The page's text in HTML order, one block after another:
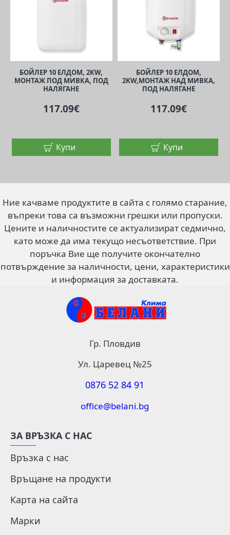
БОЙЛЕР 10 ЕЛДОМ, 2KW,
МОНТАЖ ПОД МИВКА, ПОД
НАЛЯГАНЕ
117.09€
Купи
БОЙЛЕР 10 ЕЛДОМ,
2KW,МОНТАЖ НАД МИВКА,
ПОД НАЛЯГАНЕ
117.09€
Купи
Ние качваме продуктите в сайта с голямо старание,
въпреки това са възможни грешки или пропуски.
Цените и наличностите се актуализират седмично,
като може да има текущо несъответствие. При
поръчка Вие ще получите окончателно
потвърждение за наличности, цени, характеристики
и информация за доставката.
Гр. Пловдив
Ул. Царевец №25
0876 52 84 91
office@belani.bg
ЗА ВРЪЗКА С НАС
Връзка с нас
Връщане на продукти
Карта на сайта
Марки